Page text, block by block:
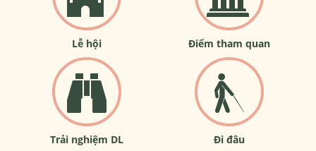
Lễ hội Điểm tham quan
Trải nghiệm DL Đi đâu